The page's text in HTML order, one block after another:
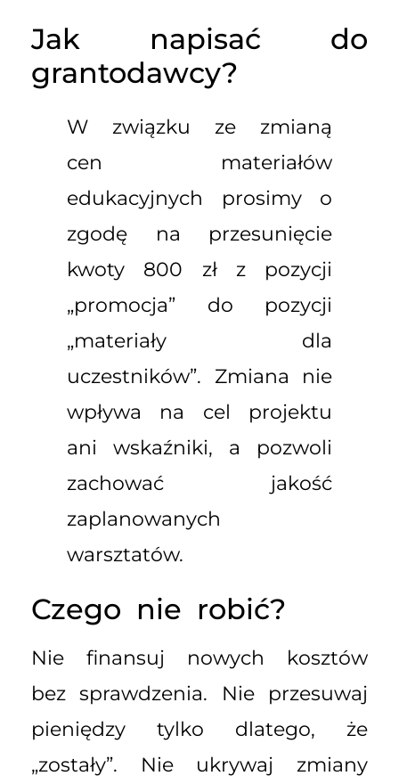
Jak napisać do
grantodawcy?
W związku ze zmianą
cen materiałów
edukacyjnych prosimy o
zgodę na przesunięcie
kwoty 800 zł z pozycji
„promocja” do pozycji
„materiały dla
uczestników”. Zmiana nie
wpływa na cel projektu
ani wskaźniki, a pozwoli
zachować jakość
zaplanowanych
warsztatów.
Czego nie robić?
Nie finansuj nowych kosztów
bez sprawdzenia. Nie przesuwaj
pieniędzy tylko dlatego, że
„zostały”. Nie ukrywaj zmiany